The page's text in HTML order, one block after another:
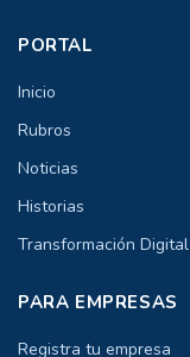
PORTAL
Inicio
Rubros
Noticias
Historias
Transformación Digital
PARA EMPRESAS
Registra tu empresa